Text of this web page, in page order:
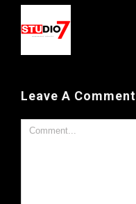
Leave A Comment
Comment